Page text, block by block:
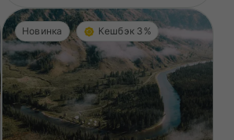
Новинка Кешбэк 3%